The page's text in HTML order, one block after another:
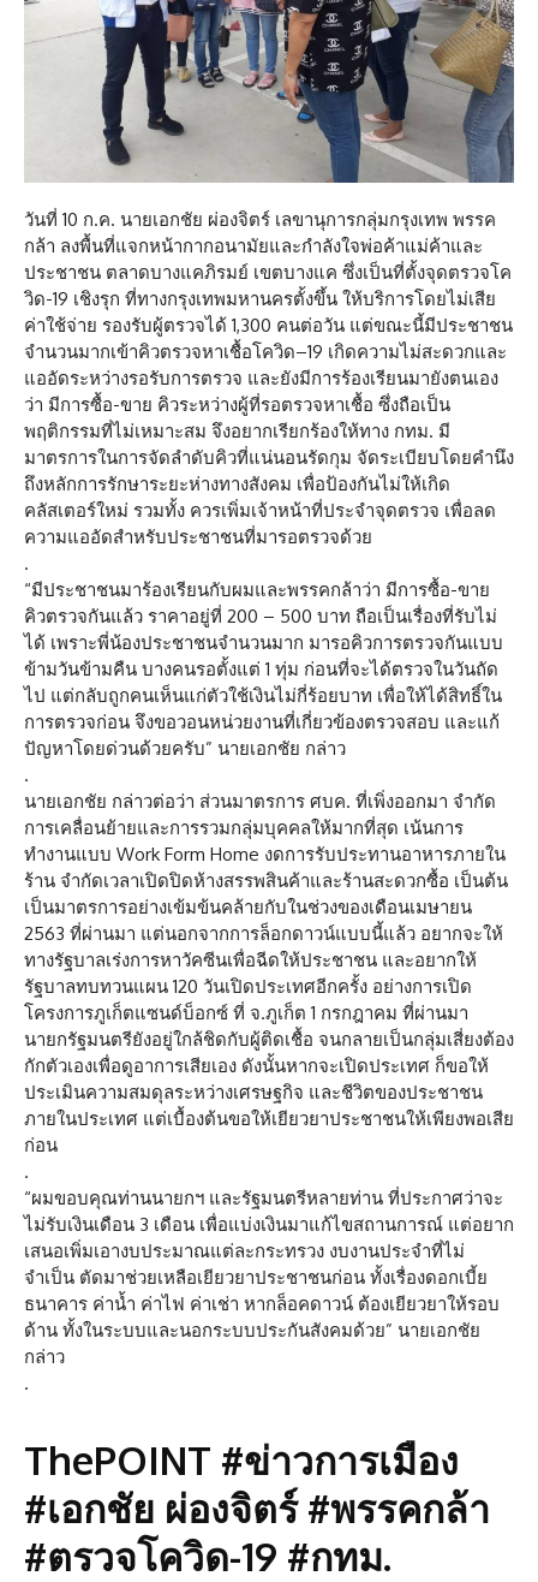
วันที่ 10 ก.ค. นายเอกชัย ผ่องจิตร์ เลขานุการกลุ่มกรุงเทพ พรรค
กล้า ลงพื้นที่แจกหน้ากากอนามัยและกำลังใจพ่อค้าแม่ค้าและ
ประชาชน ตลาดบางแคภิรมย์ เขตบางแค ซึ่งเป็นที่ตั้งจุดตรวจโค
วิด-19 เชิงรุก ที่ทางกรุงเทพมหานครตั้งขึ้น ให้บริการโดยไม่เสีย
ค่าใช้จ่าย รองรับผู้ตรวจได้ 1,300 คนต่อวัน แต่ขณะนี้มีประชาชน
จำนวนมากเข้าคิวตรวจหาเชื้อโควิด–19 เกิดความไม่สะดวกและ
แออัดระหว่างรอรับการตรวจ และยังมีการร้องเรียนมายังตนเอง
ว่า มีการซื้อ-ขาย คิวระหว่างผู้ที่รอตรวจหาเชื้อ ซึ่งถือเป็น
พฤติกรรมที่ไม่เหมาะสม จึงอยากเรียกร้องให้ทาง กทม. มี
มาตรการในการจัดลำดับคิวที่แน่นอนรัดกุม จัดระเบียบโดยคำนึง
ถึงหลักการรักษาระยะห่างทางสังคม เพื่อป้องกันไม่ให้เกิด
คลัสเตอร์ใหม่ รวมทั้ง ควรเพิ่มเจ้าหน้าที่ประจำจุดตรวจ เพื่อลด
ความแออัดสำหรับประชาชนที่มารอตรวจด้วย
.
“มีประชาชนมาร้องเรียนกับผมและพรรคกล้าว่า มีการซื้อ-ขาย
คิวตรวจกันแล้ว ราคาอยู่ที่ 200 – 500 บาท ถือเป็นเรื่องที่รับไม่
ได้ เพราะพี่น้องประชาชนจำนวนมาก มารอคิวการตรวจกันแบบ
ข้ามวันข้ามคืน บางคนรอตั้งแต่ 1 ทุ่ม ก่อนที่จะได้ตรวจในวันถัด
ไป แต่กลับถูกคนเห็นแก่ตัวใช้เงินไม่กี่ร้อยบาท เพื่อให้ได้สิทธิ์ใน
การตรวจก่อน จึงขอวอนหน่วยงานที่เกี่ยวข้องตรวจสอบ และแก้
ปัญหาโดยด่วนด้วยครับ” นายเอกชัย กล่าว
.
นายเอกชัย กล่าวต่อว่า ส่วนมาตรการ ศบค. ที่เพิ่งออกมา จำกัด
การเคลื่อนย้ายและการรวมกลุ่มบุคคลให้มากที่สุด เน้นการ
ทำงานแบบ Work Form Home งดการรับประทานอาหารภายใน
ร้าน จำกัดเวลาเปิดปิดห้างสรรพสินค้าและร้านสะดวกซื้อ เป็นต้น
เป็นมาตรการอย่างเข้มข้นคล้ายกับในช่วงของเดือนเมษายน
2563 ที่ผ่านมา แต่นอกจากการล็อกดาวน์แบบนี้แล้ว อยากจะให้
ทางรัฐบาลเร่งการหาวัคซีนเพื่อฉีดให้ประชาชน และอยากให้
รัฐบาลทบทวนแผน 120 วันเปิดประเทศอีกครั้ง อย่างการเปิด
โครงการภูเก็ตแซนด์บ็อกซ์ ที่ จ.ภูเก็ต 1 กรกฎาคม ที่ผ่านมา
นายกรัฐมนตรียังอยู่ใกล้ชิดกับผู้ติดเชื้อ จนกลายเป็นกลุ่มเสี่ยงต้อง
กักตัวเองเพื่อดูอาการเสียเอง ดังนั้นหากจะเปิดประเทศ ก็ขอให้
ประเมินความสมดุลระหว่างเศรษฐกิจ และชีวิตของประชาชน
ภายในประเทศ แต่เบื้องต้นขอให้เยียวยาประชาชนให้เพียงพอเสีย
ก่อน
.
“ผมขอบคุณท่านนายกฯ และรัฐมนตรีหลายท่าน ที่ประกาศว่าจะ
ไม่รับเงินเดือน 3 เดือน เพื่อแบ่งเงินมาแก้ไขสถานการณ์ แต่อยาก
เสนอเพิ่มเอางบประมาณแต่ละกระทรวง งบงานประจำที่ไม่
จำเป็น ตัดมาช่วยเหลือเยียวยาประชาชนก่อน ทั้งเรื่องดอกเบี้ย
ธนาคาร ค่าน้ำ ค่าไฟ ค่าเช่า หากล็อคดาวน์ ต้องเยียวยาให้รอบ
ด้าน ทั้งในระบบและนอกระบบประกันสังคมด้วย” นายเอกชัย
กล่าว
.
ThePOINT #ข่าวการเมือง
#เอกชัย ผ่องจิตร์ #พรรคกล้า
#ตรวจโควิด-19 #กทม.